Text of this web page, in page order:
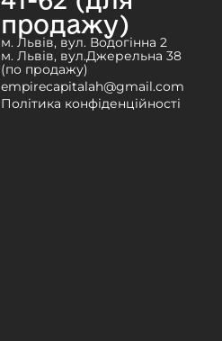
продажу)
м. Львів, вул. Водогінна 2
м. Львів, вул.Джерельна 38
(по продажу)
empirecapitalah@gmail.com
Політика конфіденційності